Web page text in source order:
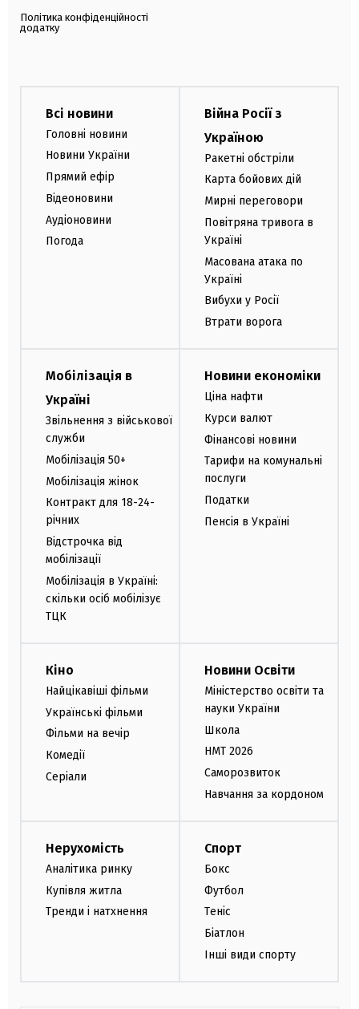
Політика конфіденційності
додатку
Всі новини
Головні новини
Новини України
Прямий ефір
Відеоновини
Аудіоновини
Погода
Війна Росії з
Україною
Ракетні обстріли
Карта бойових дій
Мирні переговори
Повітряна тривога в
Україні
Масована атака по
Україні
Вибухи у Росії
Втрати ворога
Мобілізація в
Україні
Звільнення з військової
служби
Мобілізація 50+
Мобілізація жінок
Контракт для 18-24-
річних
Відстрочка від
мобілізації
Мобілізація в Україні:
скільки осіб мобілізує
ТЦК
Новини економіки
Ціна нафти
Курси валют
Фінансові новини
Тарифи на комунальні
послуги
Податки
Пенсія в Україні
Кіно
Найцікавіші фільми
Українські фільми
Фільми на вечір
Комедії
Серіали
Новини Освіти
Міністерство освіти та
науки України
Школа
НМТ 2026
Саморозвиток
Навчання за кордоном
Нерухомість
Аналітика ринку
Купівля житла
Тренди і натхнення
Спорт
Бокс
Футбол
Теніс
Біатлон
Інші види спорту